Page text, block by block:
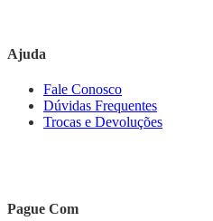
Ajuda
Fale Conosco
Dúvidas Frequentes
Trocas e Devoluções
Pague Com